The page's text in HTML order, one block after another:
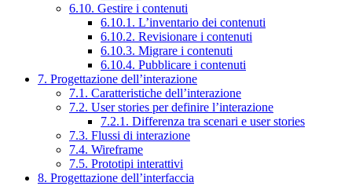
6.10. Gestire i contenuti
6.10.1. L’inventario dei contenuti
6.10.2. Revisionare i contenuti
6.10.3. Migrare i contenuti
6.10.4. Pubblicare i contenuti
7. Progettazione dell’interazione
7.1. Caratteristiche dell’interazione
7.2. User stories per definire l’interazione
7.2.1. Differenza tra scenari e user stories
7.3. Flussi di interazione
7.4. Wireframe
7.5. Prototipi interattivi
8. Progettazione dell’interfaccia